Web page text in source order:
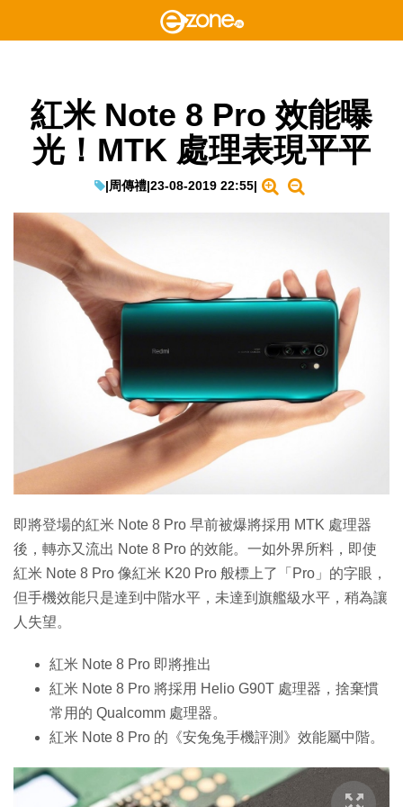
紅米 Note 8 Pro 效能曝
光！MTK 處理表現平平
|周傳禮|23-08-2019 22:55|
即將登場的紅米 Note 8 Pro 早前被爆將採用 MTK 處理器
後，轉亦又流出 Note 8 Pro 的效能。一如外界所料，即使
紅米 Note 8 Pro 像紅米 K20 Pro 般標上了「Pro」的字眼，
但手機效能只是達到中階水平，未達到旗艦級水平，稍為讓
人失望。
紅米 Note 8 Pro 即將推出
紅米 Note 8 Pro 將採用 Helio G90T 處理器，捨棄慣
常用的 Qualcomm 處理器。
紅米 Note 8 Pro 的《安兔兔手機評測》效能屬中階。